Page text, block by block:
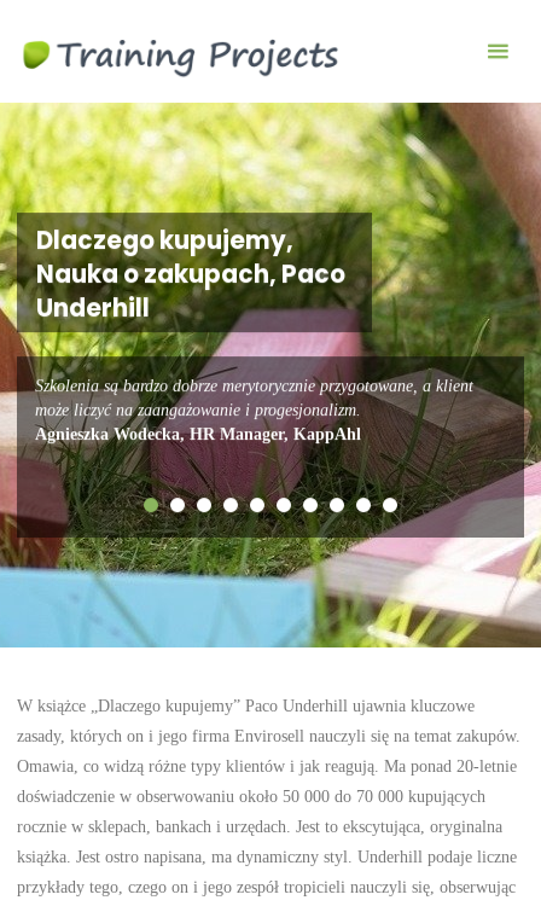
integracyjne,
team
building
Dlaczego kupujemy,
Nauka o zakupach, Paco
Underhill
Szkolenia są bardzo dobrze merytorycznie przygotowane, a klient
może liczyć na zaangażowanie i progesjonalizm.
Agnieszka Wodecka, HR Manager, KappAhl
W książce „Dlaczego kupujemy” Paco Underhill ujawnia kluczowe
zasady, których on i jego firma Envirosell nauczyli się na temat zakupów.
Omawia, co widzą różne typy klientów i jak reagują. Ma ponad 20-letnie
doświadczenie w obserwowaniu około 50 000 do 70 000 kupujących
rocznie w sklepach, bankach i urzędach. Jest to ekscytująca, oryginalna
książka. Jest ostro napisana, ma dynamiczny styl. Underhill podaje liczne
przykłady tego, czego on i jego zespół tropicieli nauczyli się, obserwując